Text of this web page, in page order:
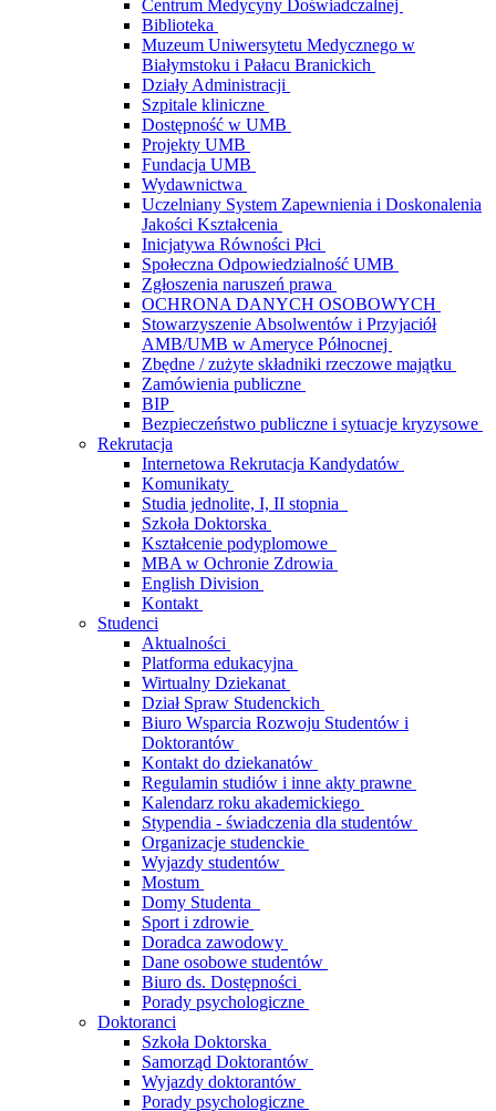
Centrum Medycyny Doświadczalnej
Biblioteka
Muzeum Uniwersytetu Medycznego w
Białymstoku i Pałacu Branickich
Działy Administracji
Szpitale kliniczne
Dostępność w UMB
Projekty UMB
Fundacja UMB
Wydawnictwa
Uczelniany System Zapewnienia i Doskonalenia
Jakości Kształcenia
Inicjatywa Równości Płci
Społeczna Odpowiedzialność UMB
Zgłoszenia naruszeń prawa
OCHRONA DANYCH OSOBOWYCH
Stowarzyszenie Absolwentów i Przyjaciół
AMB/UMB w Ameryce Północnej
Zbędne / zużyte składniki rzeczowe majątku
Zamówienia publiczne
BIP
Bezpieczeństwo publiczne i sytuacje kryzysowe
Rekrutacja
Internetowa Rekrutacja Kandydatów
Komunikaty
Studia jednolite, I, II stopnia
Szkoła Doktorska
Kształcenie podyplomowe
MBA w Ochronie Zdrowia
English Division
Kontakt
Studenci
Aktualności
Platforma edukacyjna
Wirtualny Dziekanat
Dział Spraw Studenckich
Biuro Wsparcia Rozwoju Studentów i
Doktorantów
Kontakt do dziekanatów
Regulamin studiów i inne akty prawne
Kalendarz roku akademickiego
Stypendia - świadczenia dla studentów
Organizacje studenckie
Wyjazdy studentów
Mostum
Domy Studenta
Sport i zdrowie
Doradca zawodowy
Dane osobowe studentów
Biuro ds. Dostępności
Porady psychologiczne
Doktoranci
Szkoła Doktorska
Samorząd Doktorantów
Wyjazdy doktorantów
Porady psychologiczne